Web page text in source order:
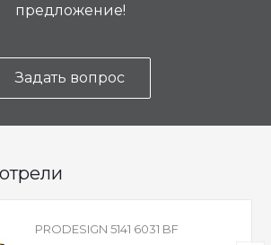
предложение!
Задать вопрос
PRODESIGN 5141 6031 BF